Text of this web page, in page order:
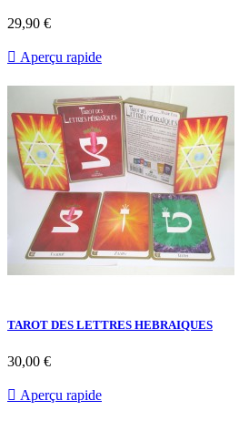
29,90 €
 Aperçu rapide
TAROT DES LETTRES HEBRAIQUES
30,00 €
 Aperçu rapide